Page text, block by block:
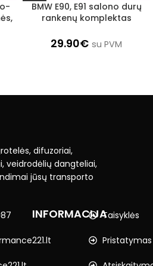
BMW E90, E91 salono durų
rankenų komplektas
29.90€ su PVM
difuzoriai,
veidrodėlių dangteliai,
jūsų transporto
INFORMACIJATaisyklės
Pristatymas